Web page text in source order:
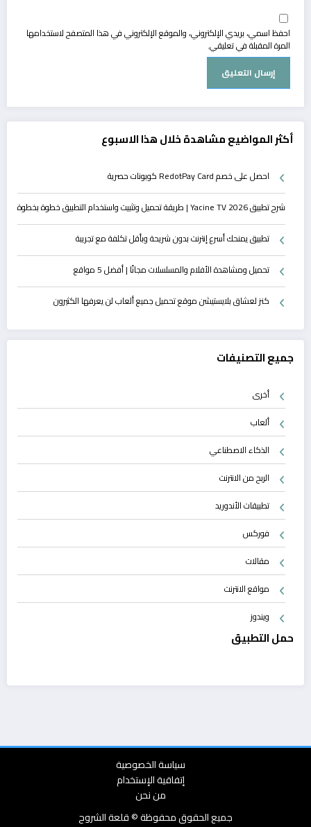
احفظ اسمي، بريدي الإلكتروني، والموقع الإلكتروني في هذا المتصفح لاستخدامها
المرة المقبلة في تعليقي.
أكثر المواضيع مشاهدة خلال هذا الاسبوع
احصل على خصم RedotPay Card كوبونات حصرية
شرح تطبيق Yacine TV 2026 | طريقة تحميل وتثبيت واستخدام التطبيق خطوة بخطوة
تطبيق يمنحك أسرع إنترنت بدون شريحة وبأقل تكلفة مع تجريبة
تحميل ومشاهدة الأفلام والمسلسلات مجانًا | أفضل 5 مواقع
كنز لعشاق بلايستيشن موقع تحميل جميع ألعاب لن يعرفها الكثيرون
جميع التصنيفات
أخرى
ألعاب
الذكاء الاصطناعي
الربح من الانترنت
تطبيقات الأندوريد
فوركس
مقالات
مواقع الانترنت
ويندوز
حمل التطبيق
سياسة الخصوصية
إتفاقية الإستخدام
من نحن
جميع الحقوق محفوظة © قلعة الشروح